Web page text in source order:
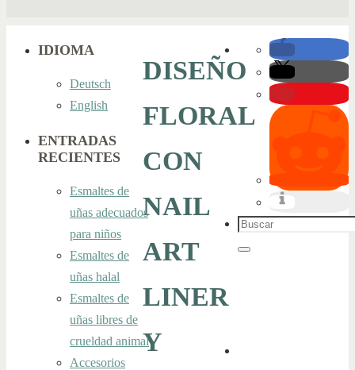
DISEÑO
FLORAL
CON
NAIL
ART
LINER
Y
IDIOMA
Deutsch
English
ENTRADAS
RECIENTES
Esmaltes de
uñas adecuados
para niños
Esmaltes de
uñas halal
Esmaltes de
uñas libres de
crueldad animal
Accesorios
Buscar:
Buscar